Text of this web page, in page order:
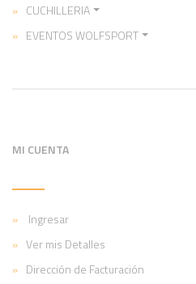
CUCHILLERIA
EVENTOS WOLFSPORT
MI CUENTA
Ingresar
Ver mis Detalles
Dirección de Facturación